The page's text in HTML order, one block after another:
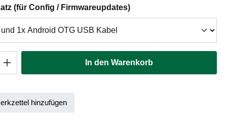
(für Config / Firmwareupdates)auswählen
Anzahl: Gib den gewünschten Wert ein
In den Warenkorb
hinzufügen